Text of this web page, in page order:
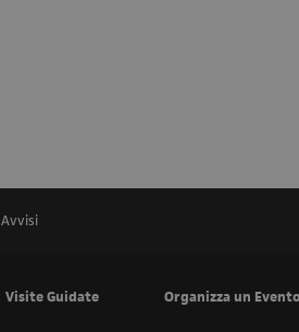
Avvisi
Visite Guidate Organizza un Evento